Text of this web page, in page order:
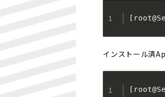
[
インストール済
[